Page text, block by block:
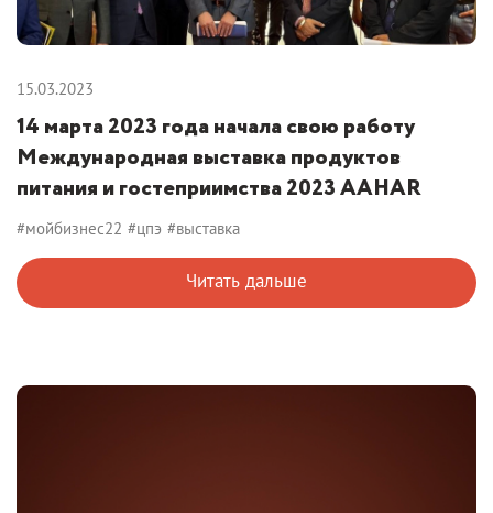
15.03.2023
14 марта 2023 года начала свою работу
Международная выставка продуктов
питания и гостеприимства 2023 AAHAR
#мойбизнес22 #цпэ #выставка
Читать дальше